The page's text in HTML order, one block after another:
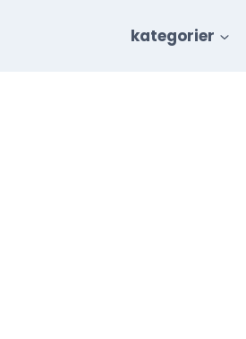
kategorier